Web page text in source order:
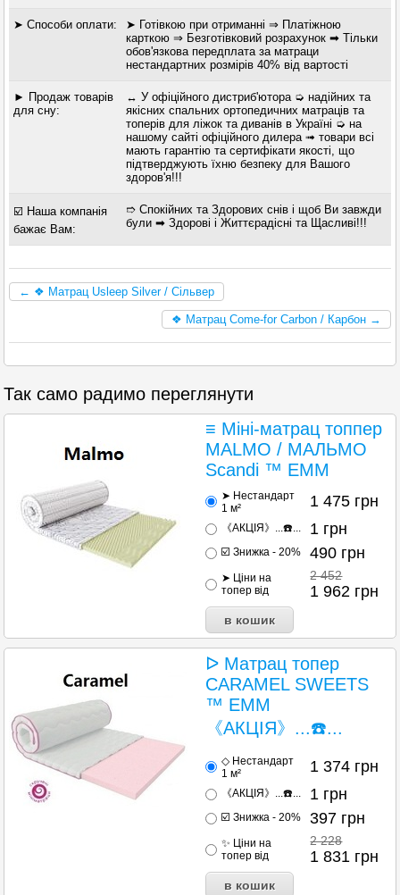
➤ Способи оплати:
➤ Готівкою при отриманні ⇒ Платіжною
карткою ⇒ Безготівковий розрахунок ➡ Тільки
обов'язкова передплата за матраци
нестандартних розмірів 40% від вартості
► Продаж товарів
для сну:
↔ У офіційного дистриб'ютора ➭ надійних та
якісних спальних ортопедичних матраців та
топерів для ліжок та диванів в Україні ➭ на
нашому сайті офіційного дилера ➟ товари всі
мають гарантію та сертифікати якості, що
підтверджують їхню безпеку для Вашого
здоров'я!!!
☑️ Наша компанія
бажає Вам:
➱ Спокійних та Здорових снів і щоб Ви завжди
були ➡ Здорові і Життєрадісні та Щасливі!!!
← ❖ Матрац Usleep Silver / Сільвер
❖ Матрац Come-for Carbon / Карбон →
Так само радимо переглянути
≡ Міні-матрац топпер
MALMO / МАЛЬМО
Scandi ™ ЕММ
➤ Нестандарт
1 м²
1 475 грн
《АКЦІЯ》...☎️... 1 грн
☑️ Знижка - 20% 490 грн
➤ Ціни на
топер від
2 452
1 962 грн
ᐅ Матрац топер
CARAMEL SWEETS
™ EMM
《АКЦІЯ》...☎️...
◇ Нестандарт
1 м²
1 374 грн
《АКЦІЯ》...☎️... 1 грн
☑️ Знижка - 20% 397 грн
✨ Ціни на
топер від
2 228
1 831 грн